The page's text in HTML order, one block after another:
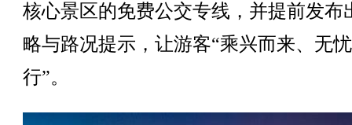
核心景区的免费公交专线，并提前发布
略与路况提示，让游客“乘兴而来、无
行”。